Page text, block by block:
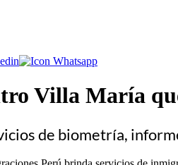
Villa María
de biometría,